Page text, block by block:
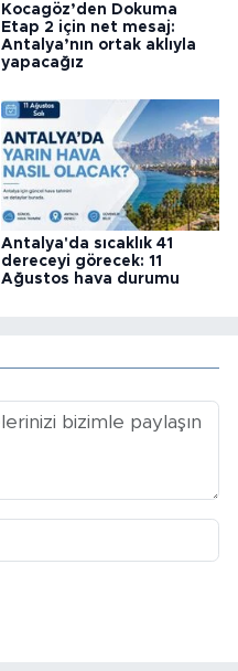
Kocagöz’den Dokuma
Etap 2 için net mesaj:
Antalya’nın ortak aklıyla
yapacağız
Antalya'da sıcaklık 41
dereceyi görecek: 11
Ağustos hava durumu